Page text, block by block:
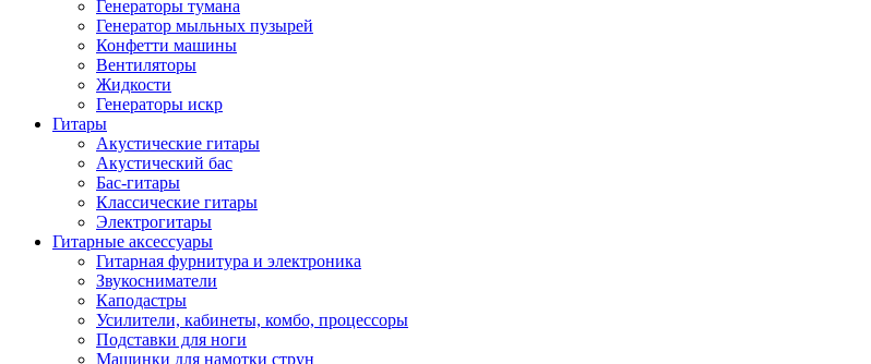
Генераторы тумана
Генератор мыльных пузырей
Конфетти машины
Вентиляторы
Жидкости
Генераторы искр
Гитары
Акустические гитары
Акустический бас
Бас-гитары
Классические гитары
Электрогитары
Гитарные аксессуары
Гитарная фурнитура и электроника
Звукосниматели
Каподастры
Усилители, кабинеты, комбо, процессоры
Подставки для ноги
Машинки для намотки струн